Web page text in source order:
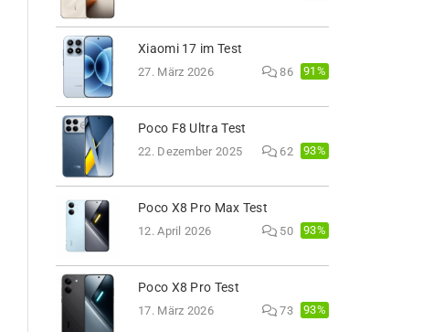
Xiaomi 17 im Test
27. März 2026 86 91%
Poco F8 Ultra Test
22. Dezember 2025 62 93%
Poco X8 Pro Max Test
12. April 2026 50 93%
Poco X8 Pro Test
17. März 2026 73 93%